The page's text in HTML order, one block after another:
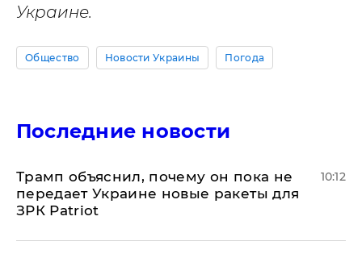
Украине.
Общество Новости Украины Погода
Последние новости
Трамп объяснил, почему он пока не
передает Украине новые ракеты для
ЗРК Patriot
10:12